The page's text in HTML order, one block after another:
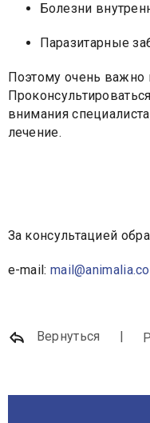
Болезни
Паразитарные
Поэтому очень важно
внимания
лечение.
За консультацией
e-mail:
Вернуться